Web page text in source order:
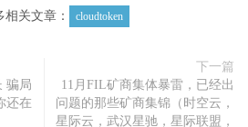
相关文章： cloudtoken
骗局
还在
下一篇
11月FIL矿商集体暴雷，已经出
问题的那些矿商集锦（时空云，
星际云，武汉星驰，星际联盟，